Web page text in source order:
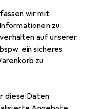
wir mit
zu
auf unserer
ein sicheres
zu
diese Daten